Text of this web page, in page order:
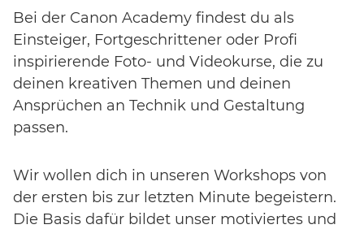
Bei der Canon Academy findest du als
Einsteiger, Fortgeschrittener oder Profi
inspirierende Foto- und Videokurse, die zu
deinen kreativen Themen und deinen
Ansprüchen an Technik und Gestaltung
passen.
Wir wollen dich in unseren Workshops von
der ersten bis zur letzten Minute begeistern.
Die Basis dafür bildet unser motiviertes und